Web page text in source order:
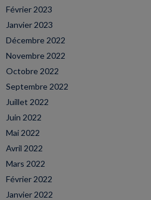
Février 2023
Janvier 2023
Décembre 2022
Novembre 2022
Octobre 2022
Septembre 2022
Juillet 2022
Juin 2022
Mai 2022
Avril 2022
Mars 2022
Février 2022
Janvier 2022